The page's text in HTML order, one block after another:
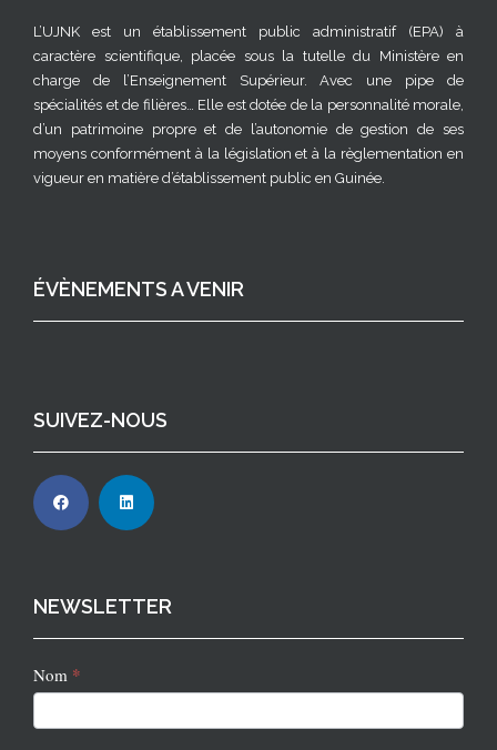
L’UJNK est un établissement public administratif (EPA) à
caractère scientifique, placée sous la tutelle du Ministère en
charge de l’Enseignement Supérieur. Avec une pipe de
spécialités et de filières… Elle est dotée de la personnalité morale,
d’un patrimoine propre et de l’autonomie de gestion de ses
moyens conformément à la législation et à la règlementation en
vigueur en matière d’établissement public en Guinée.
ÉVÈNEMENTS A VENIR
SUIVEZ-NOUS
NEWSLETTER
Newsletter
2
Nom *